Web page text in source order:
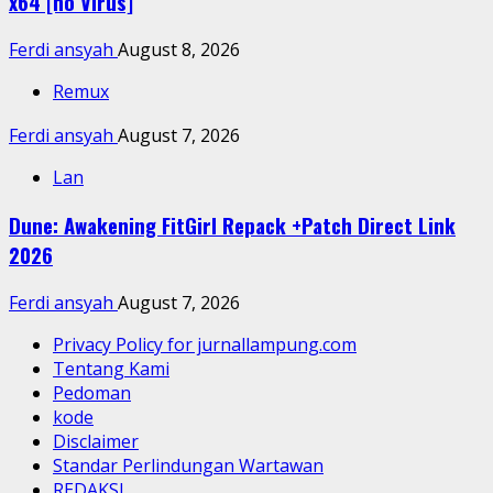
Ferdi ansyah August 8, 2026
Remux
Ferdi ansyah August 7, 2026
Lan
Dune: Awakening FitGirl Repack +Patch Direct Link
2026
Ferdi ansyah August 7, 2026
Privacy Policy for jurnallampung.com
Tentang Kami
Pedoman
kode
Disclaimer
Standar Perlindungan Wartawan